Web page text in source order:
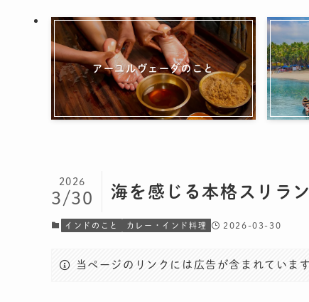
アーユルヴェーダのこと
海を感じる本格スリラ
2026
3/30
インドのこと カレー・インド料理 2026-03-30
当ページのリンクには広告が含まれています